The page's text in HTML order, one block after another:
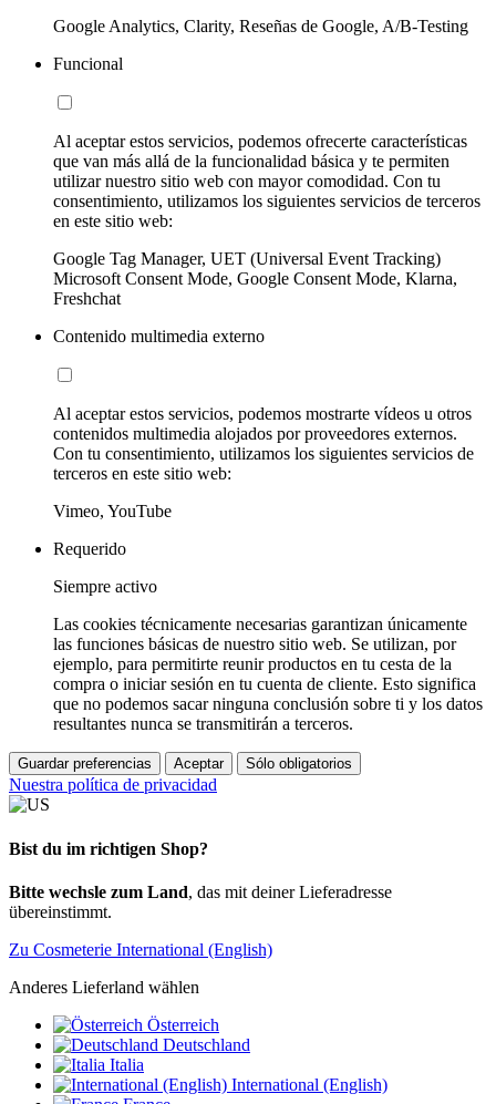
Google Analytics, Clarity, Reseñas de Google, A/B-Testing
Funcional
Al aceptar estos servicios, podemos ofrecerte características
que van más allá de la funcionalidad básica y te permiten
utilizar nuestro sitio web con mayor comodidad. Con tu
consentimiento, utilizamos los siguientes servicios de terceros
en este sitio web:
Google Tag Manager, UET (Universal Event Tracking)
Microsoft Consent Mode, Google Consent Mode, Klarna,
Freshchat
Contenido multimedia externo
Al aceptar estos servicios, podemos mostrarte vídeos u otros
contenidos multimedia alojados por proveedores externos.
Con tu consentimiento, utilizamos los siguientes servicios de
terceros en este sitio web:
Vimeo, YouTube
Requerido
Siempre activo
Las cookies técnicamente necesarias garantizan únicamente
las funciones básicas de nuestro sitio web. Se utilizan, por
ejemplo, para permitirte reunir productos en tu cesta de la
compra o iniciar sesión en tu cuenta de cliente. Esto significa
que no podemos sacar ninguna conclusión sobre ti y los datos
resultantes nunca se transmitirán a terceros.
Guardar preferencias Aceptar Sólo obligatorios
Nuestra política de privacidad
Bist du im richtigen Shop?
Bitte wechsle zum Land, das mit deiner Lieferadresse
übereinstimmt.
Zu Cosmeterie International (English)
Anderes Lieferland wählen
Österreich
Deutschland
Italia
International (English)